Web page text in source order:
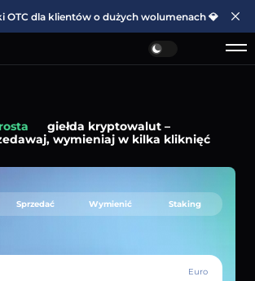
OTC dla klientów o dużych wolumenach 💎
giełda kryptowalut –
wymieniaj w kilka kliknięć
Sprzedać Wymienić Staking
Euro